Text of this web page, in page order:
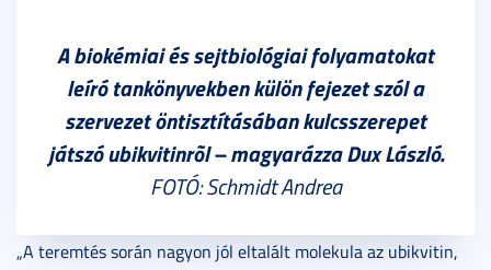
A biokémiai és sejtbiológiai folyamatokat
leíró tankönyvekben külön fejezet szól a
szervezet öntisztításában kulcsszerepet
játszó ubikvitinrõl – magyarázza Dux László.
FOTÓ: Schmidt Andrea
„A teremtés során nagyon jól eltalált molekula az ubikvitin,